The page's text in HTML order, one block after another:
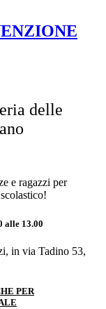
delle
e ragazzi per
alle 13.00
in via Tadino 53,
PER